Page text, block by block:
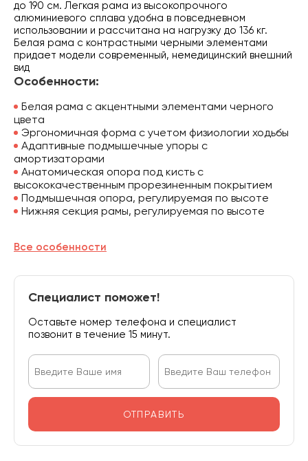
до 190 см. Легкая рама из высокопрочного
алюминиевого сплава удобна в повседневном
использовании и рассчитана на нагрузку до 136 кг.
Белая рама с контрастными черными элементами
придает модели современный, немедицинский внешний
вид
Особенности:
Белая рама с акцентными элементами черного
цвета
Эргономичная форма с учетом физиологии ходьбы
Адаптивные подмышечные упоры с
амортизаторами
Анатомическая опора под кисть с
высококачественным прорезиненным покрытием
Подмышечная опора, регулируемая по высоте
Нижняя секция рамы, регулируемая по высоте
Все особенности
Специалист поможет!
Оставьте номер телефона и специалист
позвонит в течение 15 минут.
ОТПРАВИТЬ